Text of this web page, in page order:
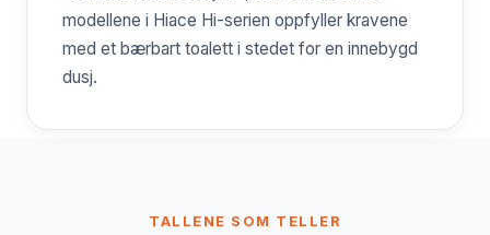
modellene i Hiace Hi-serien oppfyller kravene
med et bærbart toalett i stedet for en innebygd
dusj.
TALLENE SOM TELLER